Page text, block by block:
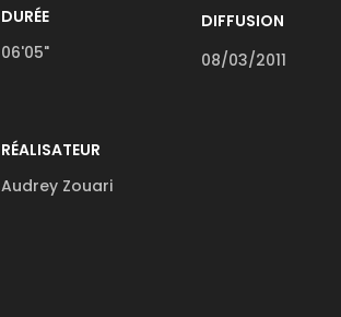
DURÉE
06'05"
DIFFUSION
08/03/2011
RÉALISATEUR
Audrey Zouari